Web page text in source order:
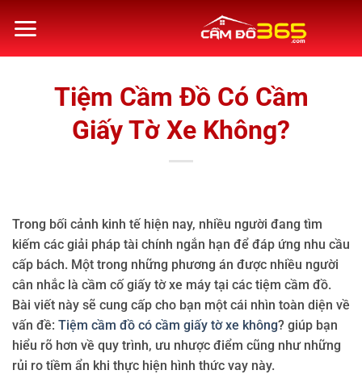
qua
Tiệm Cầm Đồ Có Cầm
Giấy Tờ Xe Không?
Trong bối cảnh kinh tế hiện nay, nhiều người đang tìm
kiếm các giải pháp tài chính ngắn hạn để đáp ứng nhu cầu
cấp bách. Một trong những phương án được nhiều người
cân nhắc là cầm cố giấy tờ xe máy tại các tiệm cầm đồ.
Bài viết này sẽ cung cấp cho bạn một cái nhìn toàn diện về
vấn đề: Tiệm cầm đồ có cầm giấy tờ xe không? giúp bạn
hiểu rõ hơn về quy trình, ưu nhược điểm cũng như những
rủi ro tiềm ẩn khi thực hiện hình thức vay này.